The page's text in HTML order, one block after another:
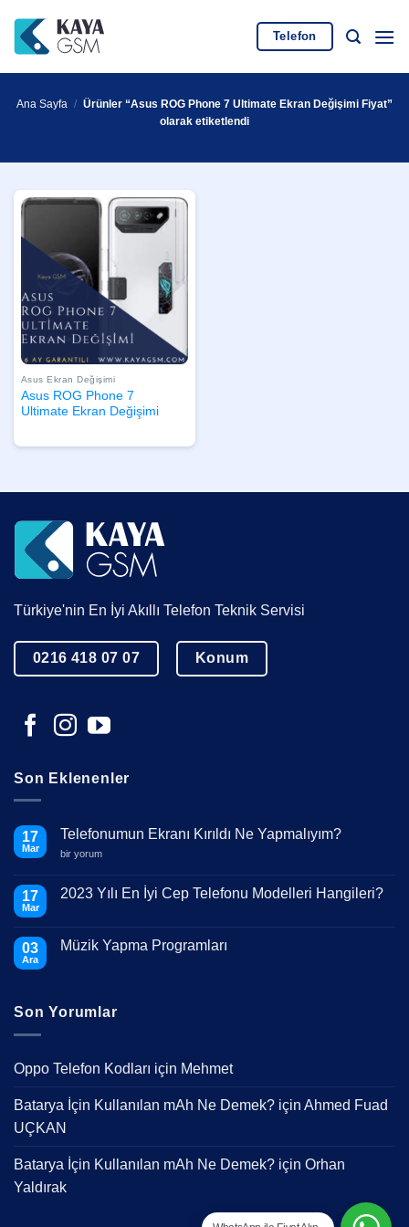
atla
Telefon
Ana Sayfa / Ürünler “Asus ROG Phone 7 Ultimate Ekran Değişimi Fiyat”
olarak etiketlendi
Asus Ekran Değişimi
Asus ROG Phone 7
Ultimate Ekran Değişimi
Türkiye'nin En İyi Akıllı Telefon Teknik Servisi
0216 418 07 07 Konum
Son Eklenenler
17
Mar
Telefonumun Ekranı Kırıldı Ne Yapmalıyım?
Telefonumun
Ne
Yapmalıyım?
bir yorum
17
Mar
2023 Yılı En İyi Cep Telefonu Modelleri Hangileri?
Yılı
Modelleri
Hangileri?
03
Ara
Müzik Yapma Programları
Programları
Son Yorumlar
Oppo Telefon Kodları için Mehmet
Batarya İçin Kullanılan mAh Ne Demek? için Ahmed Fuad
UÇKAN
Batarya İçin Kullanılan mAh Ne Demek? için Orhan
Yaldırak